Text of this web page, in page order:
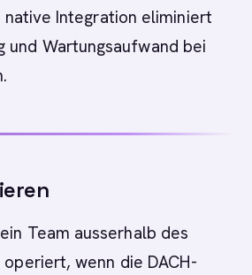
native Integration eliminiert
und Wartungsaufwand bei
Team ausserhalb des
wenn die DACH-